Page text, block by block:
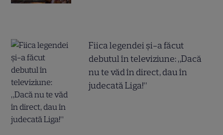
Fiica legendei și-a făcut
debutul în televiziune: „Dacă
nu te văd în direct, dau în
judecată Liga!”